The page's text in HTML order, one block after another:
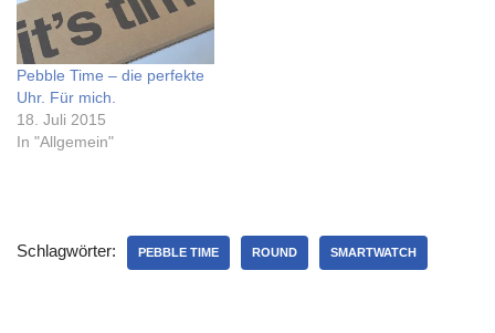
'normale' Pebble ein: 'Nach
etwa einer…
Pebble Time – die perfekte
Uhr. Für mich.
18. Juli 2015
In "Allgemein"
Schlagwörter: PEBBLE TIME ROUND SMARTWATCH